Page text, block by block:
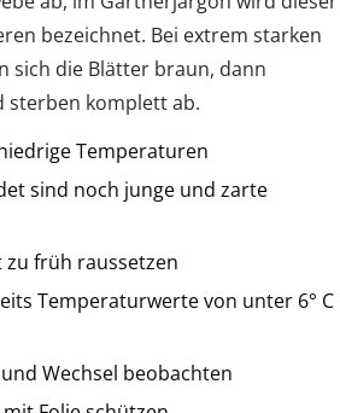
bezeichnet. Bei extrem starken
sich die Blätter braun, dann
sterben komplett ab.
Temperaturen
sind noch junge und zarte
zu früh raussetzen
Temperaturwerte von unter 6° C
Wechsel beobachten